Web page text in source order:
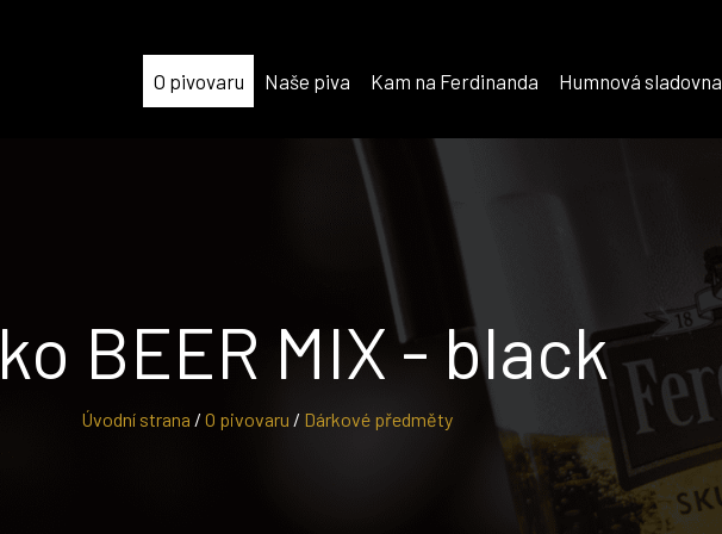
O pivovaru Naše piva Kam na Ferdinanda Humnová sladovna
Úvodní strana / O pivovaru / Dárkové předměty
BEER MIX - black